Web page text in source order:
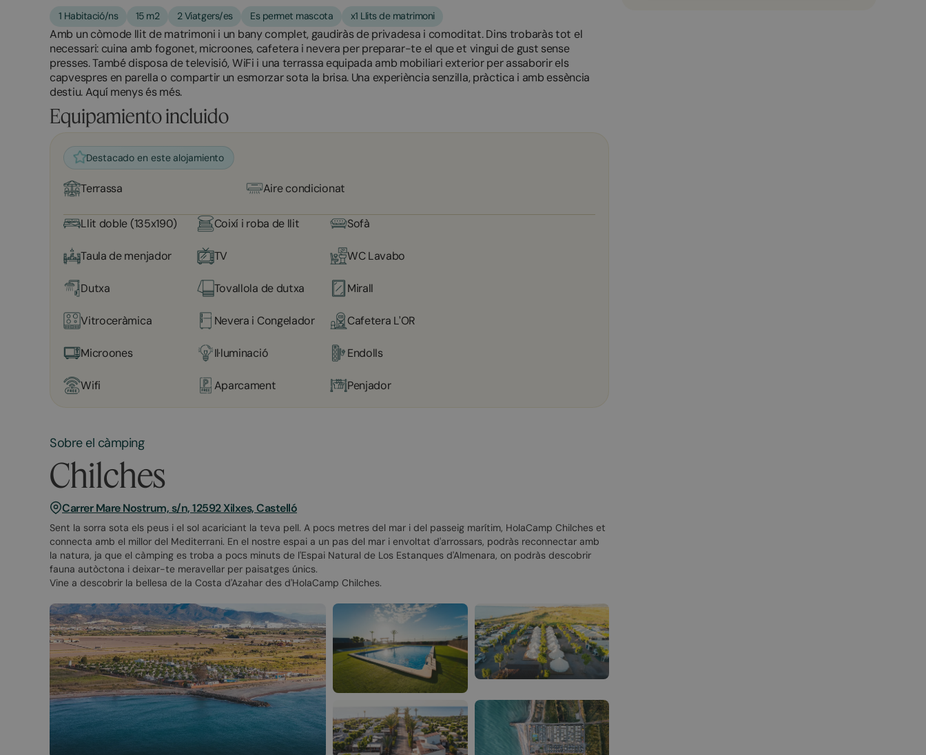
1 Habitació/ns 15 m2 2 Viatgers/es Es permet mascota x1 Llits de matrimoni
Amb un còmode llit de matrimoni i un bany complet, gaudiràs de privadesa i comoditat. Dins trobaràs tot el
necessari: cuina amb fogonet, microones, cafetera i nevera per preparar-te el que et vingui de gust sense
presses. També disposa de televisió, WiFi i una terrassa equipada amb mobiliari exterior per assaborir els
capvespres en parella o compartir un esmorzar sota la brisa. Una experiència senzilla, pràctica i amb essència
destiu. Aquí menys és més.
Equipamiento incluido
Destacado en este alojamiento
Terrassa Aire condicionat
Llit doble (135x190) Coixí i roba de llit Sofà
Taula de menjador TV WC Lavabo
Dutxa Tovallola de dutxa Mirall
Vitroceràmica Nevera i Congelador Cafetera L'OR
Microones Il·luminació Endolls
Wifi Aparcament Penjador
Sobre el càmping
Chilches
Carrer Mare Nostrum, s/n, 12592 Xilxes, Castelló
Sent la sorra sota els peus i el sol acariciant la teva pell. A pocs metres del mar i del passeig marítim, HolaCamp Chilches et
connecta amb el millor del Mediterrani. En el nostre espai a un pas del mar i envoltat d'arrossars, podràs reconnectar amb
la natura, ja que el càmping es troba a pocs minuts de l'Espai Natural de Los Estanques d'Almenara, on podràs descobrir
fauna autòctona i deixar-te meravellar per paisatges únics.
Vine a descobrir la bellesa de la Costa d'Azahar des d'HolaCamp Chilches.